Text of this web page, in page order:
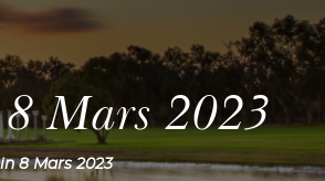
Mars 2023
8 Mars 2023